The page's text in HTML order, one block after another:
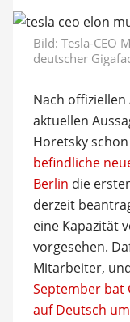
Bild: Tesla-CEO
deutscher
Nach offiziellen
aktuellen
Horetsky
befindliche
Berlin die
derzeit
eine Kapazität
vorgesehen.
Mitarbeiter,
September bat
auf Deutsch